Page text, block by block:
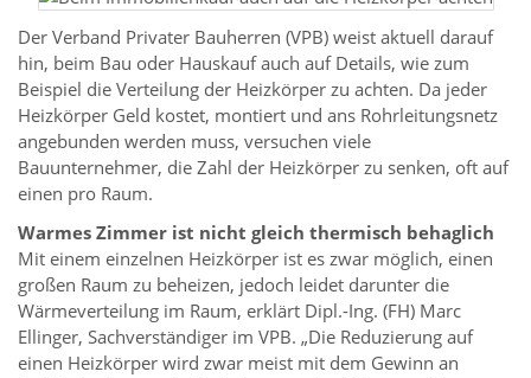
Der Verband Privater Bauherren (VPB) weist aktuell darauf
hin, beim Bau oder Hauskauf auch auf Details, wie zum
Beispiel die Verteilung der Heizkörper zu achten. Da jeder
Heizkörper Geld kostet, montiert und ans Rohrleitungsnetz
angebunden werden muss, versuchen viele
Bauunternehmer, die Zahl der Heizkörper zu senken, oft auf
einen pro Raum.
Warmes Zimmer ist nicht gleich thermisch behaglich
Mit einem einzelnen Heizkörper ist es zwar möglich, einen
großen Raum zu beheizen, jedoch leidet darunter die
Wärmeverteilung im Raum, erklärt Dipl.-Ing. (FH) Marc
Ellinger, Sachverständiger im VPB. „Die Reduzierung auf
einen Heizkörper wird zwar meist mit dem Gewinn an